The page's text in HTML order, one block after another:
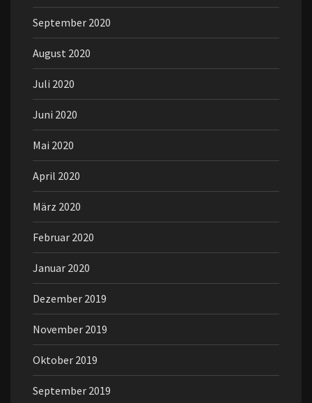
September 2020
August 2020
Juli 2020
Juni 2020
Mai 2020
April 2020
März 2020
Februar 2020
Januar 2020
Dezember 2019
November 2019
Oktober 2019
September 2019